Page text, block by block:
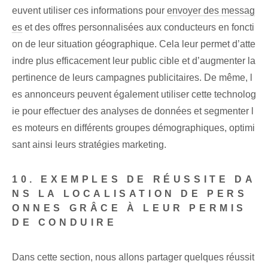
euvent utiliser ces informations pour envoyer des messag
es et des offres personnalisées aux conducteurs en foncti
on de leur situation géographique. Cela leur permet d’atte
indre plus efficacement leur public cible et d’augmenter la
pertinence de leurs campagnes publicitaires. De même, l
es annonceurs peuvent également utiliser cette technolog
ie pour effectuer des analyses de données et segmenter l
es moteurs en différents groupes démographiques, optimi
sant ainsi leurs stratégies marketing.
10. EXEMPLES DE RÉUSSITE DA
NS LA LOCALISATION DE PERS
ONNES GRÂCE À LEUR PERMIS
DE CONDUIRE
Dans cette section, nous allons partager quelques réussit